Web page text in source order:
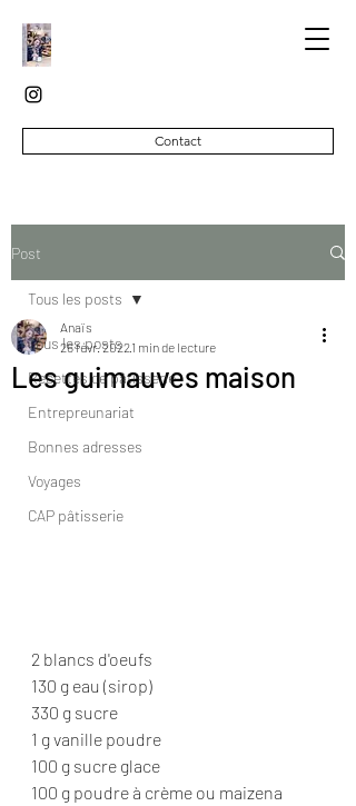
Contact
Post
Tous les posts
Recettes de pâtisserie
Entrepreunariat
Bonnes adresses
Voyages
CAP pâtisserie
Tous les posts
Les guimauves maison
Anaïs
26 févr. 20221 min de lecture
2 blancs d'oeufs
130 g eau (sirop)
330 g sucre
1 g vanille poudre
100 g sucre glace
100 g poudre à crème ou maizena